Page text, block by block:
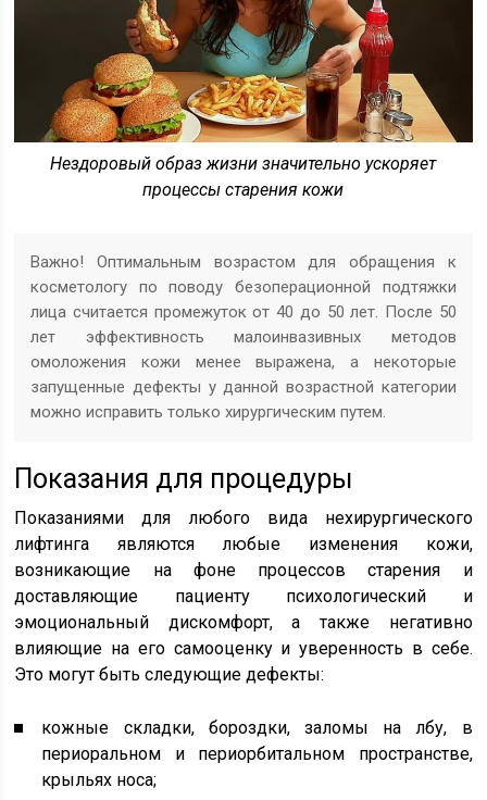
Нездоровый образ жизни значительно ускоряет
процессы старения кожи
Важно! Оптимальным возрастом для обращения к
косметологу по поводу безоперационной подтяжки
лица считается промежуток от 40 до 50 лет. После 50
лет эффективность малоинвазивных методов
омоложения кожи менее выражена, а некоторые
запущенные дефекты у данной возрастной категории
можно исправить только хирургическим путем.
Показания для процедуры
Показаниями для любого вида нехирургического
лифтинга являются любые изменения кожи,
возникающие на фоне процессов старения и
доставляющие пациенту психологический и
эмоциональный дискомфорт, а также негативно
влияющие на его самооценку и уверенность в себе.
Это могут быть следующие дефекты:
кожные складки, бороздки, заломы на лбу, в
периоральном и периорбитальном пространстве,
крыльях носа;